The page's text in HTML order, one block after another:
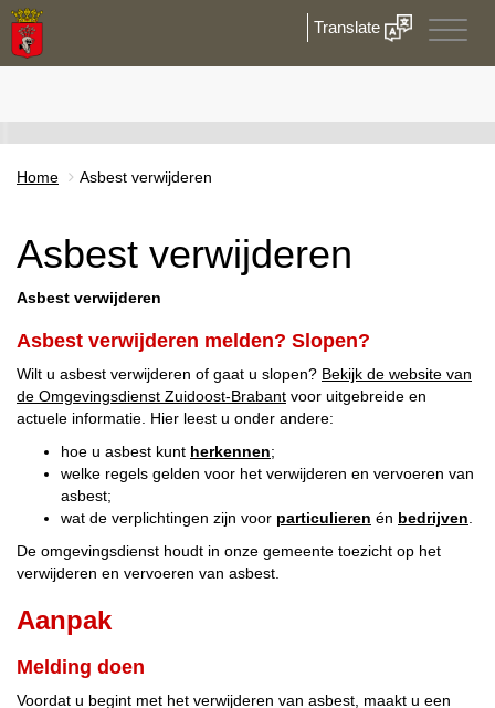
Toggle
Translate
Home Asbest verwijderen
Asbest verwijderen
Asbest verwijderen
Asbest verwijderen melden? Slopen?
Wilt u asbest verwijderen of gaat u slopen? Bekijk de website van
de Omgevingsdienst Zuidoost-Brabant voor uitgebreide en
actuele informatie. Hier leest u onder andere:
hoe u asbest kunt herkennen;
welke regels gelden voor het verwijderen en vervoeren van
asbest;
wat de verplichtingen zijn voor particulieren én bedrijven
De omgevingsdienst houdt in onze gemeente toezicht op het
verwijderen en vervoeren van asbest.
Aanpak
Melding doen
Voordat u begint met het verwijderen van asbest, maakt u een